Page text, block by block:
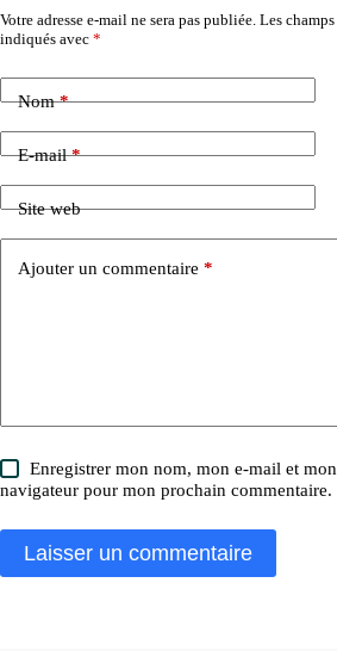
Votre adresse e-mail ne sera pas publiée. Les
indiqués avec *
Nom*
E-mail*
Site web
Ajouter un commentaire *
Enregistrer mon nom, mon e-mail et
navigateur pour mon prochain commentaire.
Laisser un commentaire